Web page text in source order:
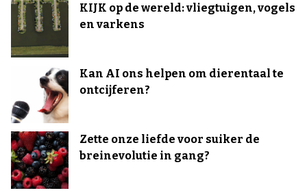
KIJK op de wereld: vliegtuigen, vogels
en varkens
Kan AI ons helpen om dierentaal te
ontcijferen?
Zette onze liefde voor suiker de
breinevolutie in gang?